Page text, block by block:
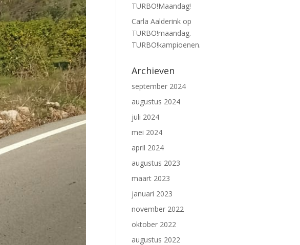
TURBO!Maandag!
Carla Aalderink op
TURBO!maandag.
TURBO!kampioenen.
Archieven
september 2024
augustus 2024
juli 2024
mei 2024
april 2024
augustus 2023
maart 2023
januari 2023
november 2022
oktober 2022
augustus 2022